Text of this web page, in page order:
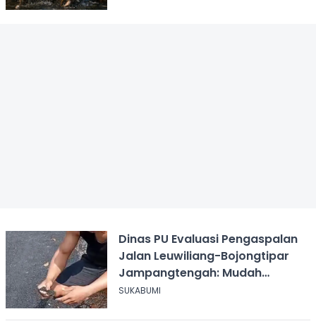
Dinas PU Evaluasi Pengaspalan
Jalan Leuwiliang-Bojongtipar
Jampangtengah: Mudah
Mengelupas
SUKABUMI